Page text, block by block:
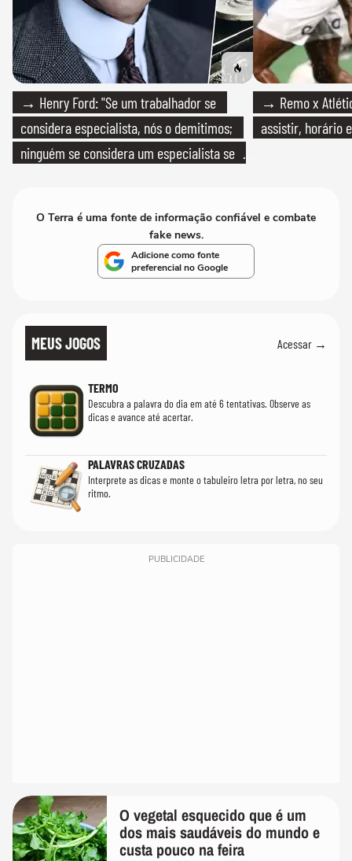
→ Henry Ford: "Se um trabalhador se
considera especialista, nós o demitimos;
ninguém se considera um especialista se
→ Remo x
assistir, horário
O Terra é uma fonte de informação confiável e combate
fake news.
Adicione como fonte
preferencial no Google
MEUS JOGOS Acessar →
TERMO
Descubra a palavra do dia em até 6 tentativas. Observe as
dicas e avance até acertar.
PALAVRAS CRUZADAS
Interprete as dicas e monte o tabuleiro letra por letra, no seu
ritmo.
PUBLICIDADE
O vegetal esquecido que é um
dos mais saudáveis do mundo e
custa pouco na feira